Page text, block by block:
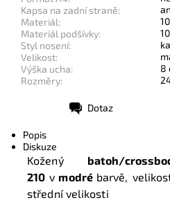
Kapsa na zadní straně:
Materiál:
Materiál podšívky:
Styl nosení:
Velikost:
Výška ucha:
8
Rozměry:
Dotaz
Popis
Diskuze
Kožený batoh/
210 v modré barvě,
střední velikosti